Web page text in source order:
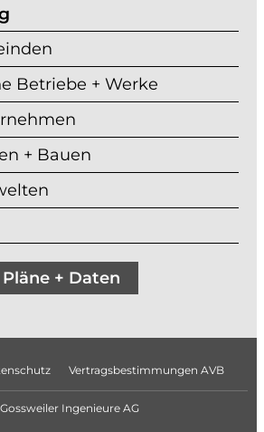
Betriebe + Werke
+ Bauen
Pläne + Daten
Ingenieure AG
Vertragsbestimmungen AVB